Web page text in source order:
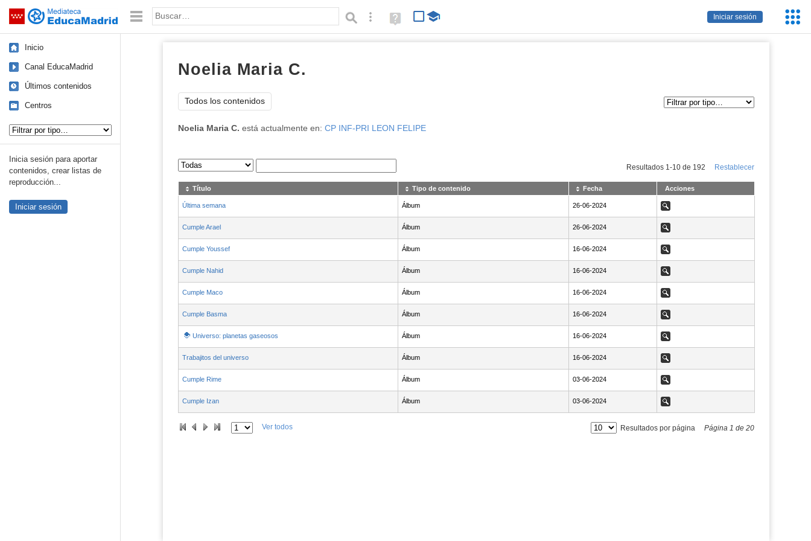
Saltar navegación
Iniciar sesión
Palabra o frase: Búsqueda avanzada
Ayuda
(en
Inicio
Canal EducaMadrid
Últimos contenidos
Centros
Inicia sesión para aportar
contenidos, crear listas de
reproducción...
Iniciar sesión
Noelia Maria C.
Todos los contenidos
Noelia Maria C. está actualmente en: CP INF-PRI LEON FELIPE
Sus archivos Resultados 1 -10de 192 Restablecer
Título Tipo de contenido Fecha Acciones
Última semana Álbum NaN26-06-2024
26-06-2024 Ver
Cumple Arael Álbum NaN26-06-2024
26-06-2024 Ver
Cumple Youssef Álbum NaN16-06-2024
16-06-2024 Ver
Cumple Nahid Álbum NaN16-06-2024
16-06-2024 Ver
Cumple Maco Álbum NaN16-06-2024
16-06-2024 Ver
Cumple Basma Álbum NaN16-06-2024
16-06-2024 Ver
Universo: planetas gaseosos Álbum NaN16-06-2024
16-06-2024 Ver
Trabajitos del universo Álbum NaN16-06-2024
16-06-2024 Ver
Cumple Rime Álbum NaN03-06-2024
03-06-2024 Ver
Cumple Izan Álbum NaN03-06-2024
03-06-2024 Ver
Ver todos Resultados por página Página 1 de 20